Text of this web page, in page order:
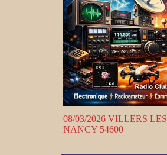
08/03/2026 VILLERS LES
NANCY 54600